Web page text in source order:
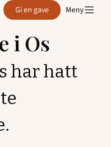
Gi en gave Meny
i Os
har hatt